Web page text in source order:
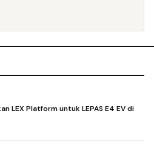
LEX Platform untuk LEPAS E4 EV di